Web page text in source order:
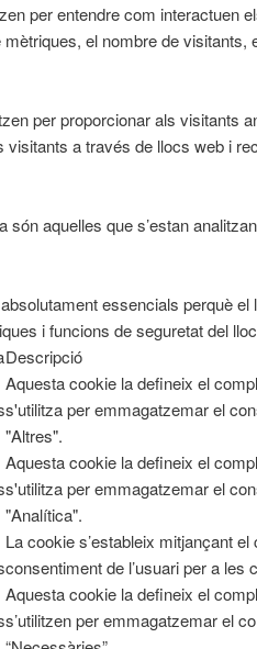
per entendre com interactuen
el nombre de visitants,
per proporcionar als
a través de llocs web i
aquelles que s’estan
essencials perquè
i funcions de seguretat del
Descripció
Aquesta cookie la defineix el
s'utilitza per emmagatzemar el
"Altres".
Aquesta cookie la defineix el
s'utilitza per emmagatzemar el
"Analítica".
La cookie s’estableix mitjançant
consentiment de l’usuari per a les
Aquesta cookie la defineix el
s’utilitzen per emmagatzemar el